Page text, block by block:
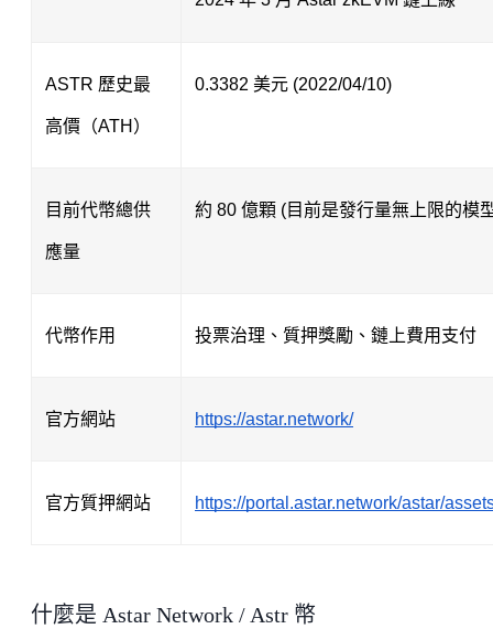
ASTR 歷史最
高價（ATH）
0.3382 美元 (2022/04/10)
目前代幣總供
應量
約 80 億顆 (目前是發行量無上限的模
代幣作用 投票治理、質押獎勵、鏈上費用支付
官方網站 https://astar.network/
官方質押網站 https://portal.astar.network/astar/
什麼是 Astar Network / Astr 幣